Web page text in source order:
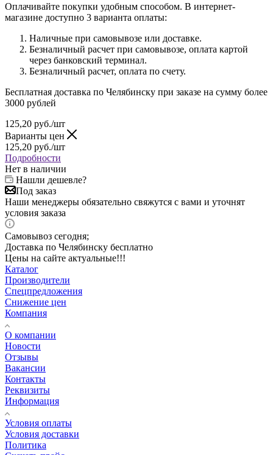
Оплачивайте покупки удобным способом. В интернет-
магазине доступно 3 варианта оплаты:
Наличные при самовывозе или доставке.
Безналичный расчет при самовывозе, оплата картой
через банковский терминал.
Безналичный расчет, оплата по счету.
Бесплатная доставка по Челябинску при заказе на сумму более
3000 рублей
125,20 руб./шт
Варианты цен
125,20 руб./шт
Подробности
Нет в наличии
Нашли дешевле?
Под заказ
Наши менеджеры обязательно свяжутся с вами и уточнят
условия заказа
Самовывоз сегодня;
Доставка по Челябинску бесплатно
Цены на сайте актуальные!!!
Каталог
Производители
Спецпредложения
Снижение цен
Компания
О компании
Новости
Отзывы
Вакансии
Контакты
Реквизиты
Информация
Условия оплаты
Условия доставки
Политика